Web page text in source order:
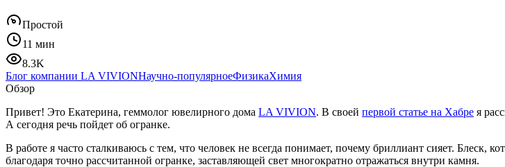
Простой
11 мин
8.3K
Блог компании LA VIVIONНаучно-популярноеФизикаХимия
Обзор
Привет! Это Екатерина, геммолог ювелирного дома LA VIVION. В своей первой статье на Хабре я
А сегодня речь пойдет об огранке.
В работе я часто сталкиваюсь с тем, что человек не всегда понимает, почему бриллиант сияет.
благодаря точно рассчитанной огранке, заставляющей свет многократно отражаться внутри камня.